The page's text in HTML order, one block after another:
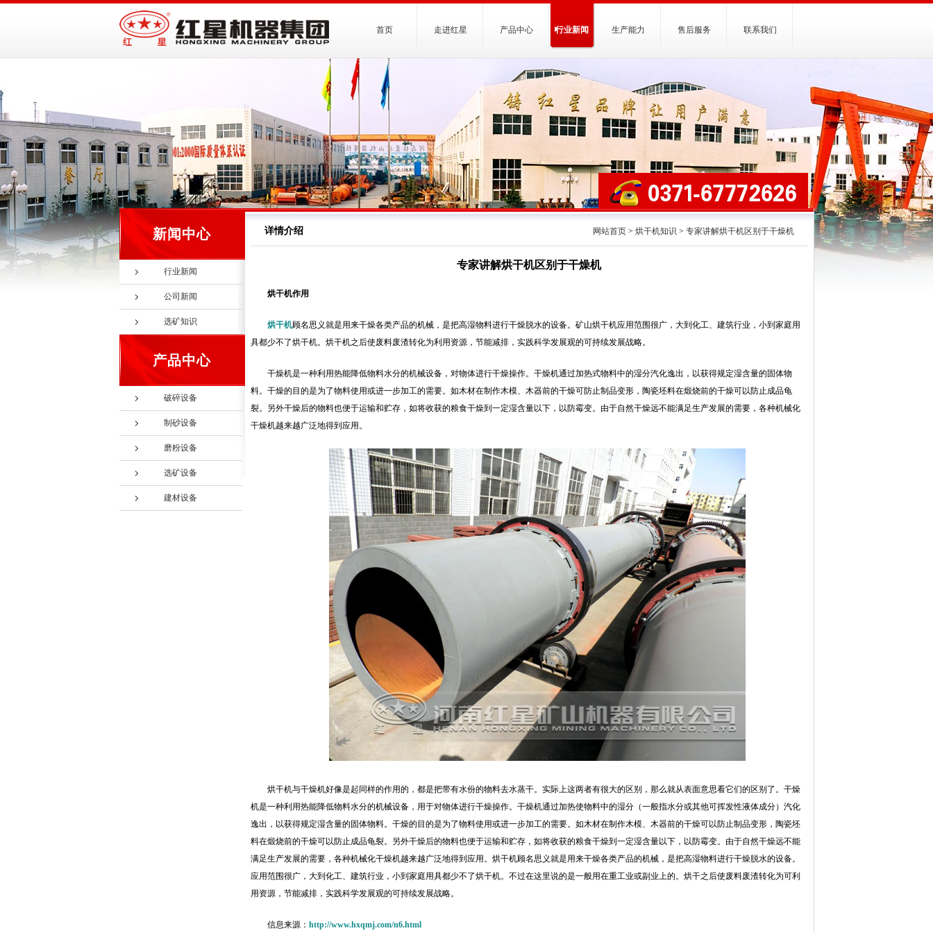
首页 走进红星 产品中心 行业新闻 生产能力 售后服务 联系我们
新闻中心
行业新闻
公司新闻
选矿知识
产品中心
破碎设备
制砂设备
磨粉设备
选矿设备
建材设备
详情介绍 网站首页> 烘干机知识 > 专家讲解烘干机区别于干燥机
专家讲解烘干机区别于干燥机
烘干机作用
烘干机顾名思义就是用来干燥各类产品的机械，是把高湿物料进行干燥脱水的设备。矿山烘干机应用范围很广，大到化工、建筑行业，小到家庭用
具都少不了烘干机。烘干机之后使废料废渣转化为利用资源，节能减排，实践科学发展观的可持续发展战略。
干燥机是一种利用热能降低物料水分的机械设备，对物体进行干燥操作。干燥机通过加热式物料中的湿分汽化逸出，以获得规定湿含量的固体物
料。干燥的目的是为了物料使用或进一步加工的需要。如木材在制作木模、木器前的干燥可防止制品变形，陶瓷坯料在煅烧前的干燥可以防止成品龟
裂。另外干燥后的物料也便于运输和贮存，如将收获的粮食干燥到一定湿含量以下，以防霉变。由于自然干燥远不能满足生产发展的需要，各种机械化
干燥机越来越广泛地得到应用。
烘干机与干燥机好像是起同样的作用的，都是把带有水份的物料去水蒸干。实际上这两者有很大的区别，那么就从表面意思看它们的区别了。干燥
机是一种利用热能降低物料水分的机械设备，用于对物体进行干燥操作。干燥机通过加热使物料中的湿分（一般指水分或其他可挥发性液体成分）汽化
逸出，以获得规定湿含量的固体物料。干燥的目的是为了物料使用或进一步加工的需要。如木材在制作木模、木器前的干燥可以防止制品变形，陶瓷坯
料在煅烧前的干燥可以防止成品龟裂。另外干燥后的物料也便于运输和贮存，如将收获的粮食干燥到一定湿含量以下，以防霉变。由于自然干燥远不能
满足生产发展的需要，各种机械化干燥机越来越广泛地得到应用。烘干机顾名思义就是用来干燥各类产品的机械，是把高湿物料进行干燥脱水的设备。
应用范围很广，大到化工、建筑行业，小到家庭用具都少不了烘干机。不过在这里说的是一般用在重工业或副业上的。烘干之后使废料废渣转化为可利
用资源，节能减排，实践科学发展观的可持续发展战略。
信息来源： http://www.hxqmj.com/n6.html